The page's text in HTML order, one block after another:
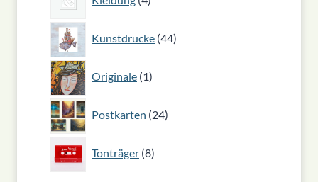
Produkte
Kunstdrucke 44
44
Produkte
Originale 1
1
Produkt
Postkarten 24
24
Produkte
Tonträger 8
8
Produkte